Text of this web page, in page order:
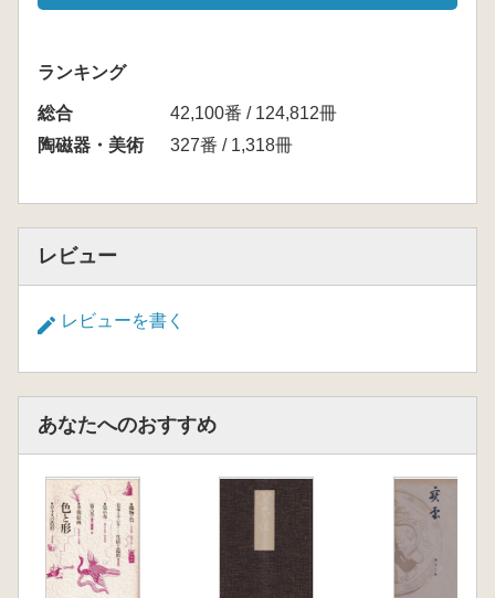
ランキング
総合
42,100番 / 124,812冊
陶磁器・美術
327番 / 1,318冊
レビュー
レビューを書く
あなたへのおすすめ